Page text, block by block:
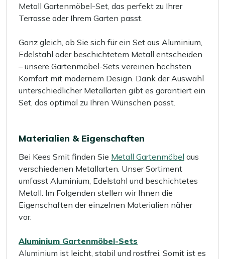
Metall Gartenmöbel-Set, das perfekt zu Ihrer
Terrasse oder Ihrem Garten passt.
Ganz gleich, ob Sie sich für ein Set aus Aluminium,
Edelstahl oder beschichtetem Metall entscheiden
– unsere Gartenmöbel-Sets vereinen höchsten
Komfort mit modernem Design. Dank der Auswahl
unterschiedlicher Metallarten gibt es garantiert ein
Set, das optimal zu Ihren Wünschen passt.
Materialien & Eigenschaften
Bei Kees Smit finden Sie Metall Gartenmöbel aus
verschiedenen Metallarten. Unser Sortiment
umfasst Aluminium, Edelstahl und beschichtetes
Metall. Im Folgenden stellen wir Ihnen die
Eigenschaften der einzelnen Materialien näher
vor.
Aluminium Gartenmöbel-Sets
Aluminium ist leicht, stabil und rostfrei. Somit ist es